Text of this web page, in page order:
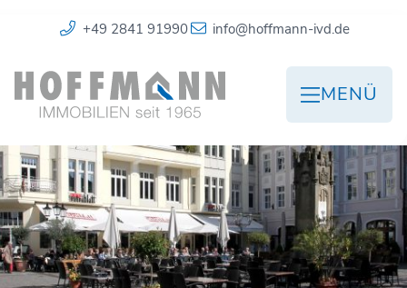
+49 2841 91990 info@hoffmann-ivd.de
MENÜ